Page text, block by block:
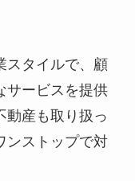
スタイルで、顧
サービスを提供
動産も取り扱っ
ンストップで対